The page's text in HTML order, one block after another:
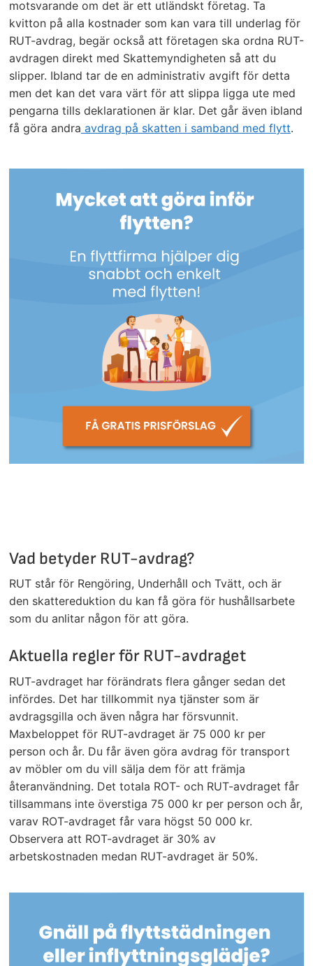
motsvarande om det är ett utländskt företag. Ta
kvitton på alla kostnader som kan vara till underlag för
RUT-avdrag, begär också att företagen ska ordna RUT-
avdragen direkt med Skattemyndigheten så att du
slipper. Ibland tar de en administrativ avgift för detta
men det kan det vara värt för att slippa ligga ute med
pengarna tills deklarationen är klar. Det går även ibland
få göra andra avdrag på skatten i samband med flytt.
Vad betyder RUT-avdrag?
RUT står för Rengöring, Underhåll och Tvätt, och är
den skattereduktion du kan få göra för hushållsarbete
som du anlitar någon för att göra.
Aktuella regler för RUT-avdraget
RUT-avdraget har förändrats flera gånger sedan det
infördes. Det har tillkommit nya tjänster som är
avdragsgilla och även några har försvunnit.
Maxbeloppet för RUT-avdraget är 75 000 kr per
person och år. Du får även göra avdrag för transport
av möbler om du vill sälja dem för att främja
återanvändning. Det totala ROT- och RUT-avdraget får
tillsammans inte överstiga 75 000 kr per person och år,
varav ROT-avdraget får vara högst 50 000 kr.
Observera att ROT-avdraget är 30% av
arbetskostnaden medan RUT-avdraget är 50%.